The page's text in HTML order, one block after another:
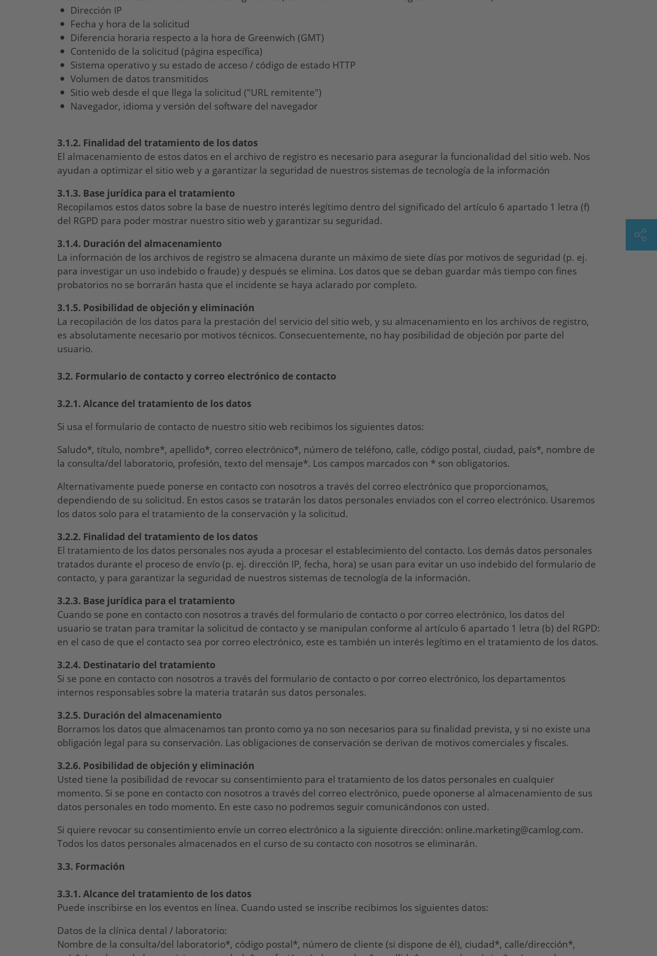
Dirección IP
Fecha y hora de la solicitud
Diferencia horaria respecto a la hora de Greenwich (GMT)
Contenido de la solicitud (página específica)
Sistema operativo y su estado de acceso / código de estado HTTP
Volumen de datos transmitidos
Sitio web desde el que llega la solicitud ("URL remitente")
Navegador, idioma y versión del software del navegador
3.1.2. Finalidad del tratamiento de los datos
El almacenamiento de estos datos en el archivo de registro es necesario para asegurar la funcionalidad del sitio web. Nos
ayudan a optimizar el sitio web y a garantizar la seguridad de nuestros sistemas de tecnología de la información
3.1.3. Base jurídica para el tratamiento
Recopilamos estos datos sobre la base de nuestro interés legítimo dentro del significado del artículo 6 apartado 1 letra (f)
del RGPD para poder mostrar nuestro sitio web y garantizar su seguridad.
3.1.4. Duración del almacenamiento
La información de los archivos de registro se almacena durante un máximo de siete días por motivos de seguridad (p. ej.
para investigar un uso indebido o fraude) y después se elimina. Los datos que se deban guardar más tiempo con fines
probatorios no se borrarán hasta que el incidente se haya aclarado por completo.
3.1.5. Posibilidad de objeción y eliminación
La recopilación de los datos para la prestación del servicio del sitio web, y su almacenamiento en los archivos de registro,
es absolutamente necesario por motivos técnicos. Consecuentemente, no hay posibilidad de objeción por parte del
usuario.
3.2. Formulario de contacto y correo electrónico de contacto
3.2.1. Alcance del tratamiento de los datos
Si usa el formulario de contacto de nuestro sitio web recibimos los siguientes datos:
Saludo*, título, nombre*, apellido*, correo electrónico*, número de teléfono, calle, código postal, ciudad, país*, nombre de
la consulta/del laboratorio, profesión, texto del mensaje*. Los campos marcados con * son obligatorios.
Alternativamente puede ponerse en contacto con nosotros a través del correo electrónico que proporcionamos,
dependiendo de su solicitud. En estos casos se tratarán los datos personales enviados con el correo electrónico. Usaremos
los datos solo para el tratamiento de la conservación y la solicitud.
3.2.2. Finalidad del tratamiento de los datos
El tratamiento de los datos personales nos ayuda a procesar el establecimiento del contacto. Los demás datos personales
tratados durante el proceso de envío (p. ej. dirección IP, fecha, hora) se usan para evitar un uso indebido del formulario de
contacto, y para garantizar la seguridad de nuestros sistemas de tecnología de la información.
3.2.3. Base jurídica para el tratamiento
Cuando se pone en contacto con nosotros a través del formulario de contacto o por correo electrónico, los datos del
usuario se tratan para tramitar la solicitud de contacto y se manipulan conforme al artículo 6 apartado 1 letra (b) del RGPD:
en el caso de que el contacto sea por correo electrónico, este es también un interés legítimo en el tratamiento de los datos.
3.2.4. Destinatario del tratamiento
Si se pone en contacto con nosotros a través del formulario de contacto o por correo electrónico, los departamentos
internos responsables sobre la materia tratarán sus datos personales.
3.2.5. Duración del almacenamiento
Borramos los datos que almacenamos tan pronto como ya no son necesarios para su finalidad prevista, y si no existe una
obligación legal para su conservación. Las obligaciones de conservación se derivan de motivos comerciales y fiscales.
3.2.6. Posibilidad de objeción y eliminación
Usted tiene la posibilidad de revocar su consentimiento para el tratamiento de los datos personales en cualquier
momento. Si se pone en contacto con nosotros a través del correo electrónico, puede oponerse al almacenamiento de sus
datos personales en todo momento. En este caso no podremos seguir comunicándonos con usted.
Si quiere revocar su consentimiento envíe un correo electrónico a la siguiente dirección: online.marketing@camlog.com.
Todos los datos personales almacenados en el curso de su contacto con nosotros se eliminarán.
3.3. Formación
3.3.1. Alcance del tratamiento de los datos
Puede inscribirse en los eventos en línea. Cuando usted se inscribe recibimos los siguientes datos:
Datos de la clínica dental / laboratorio:
Nombre de la consulta/del laboratorio*, código postal*, número de cliente (si dispone de él), ciudad*, calle/dirección*,